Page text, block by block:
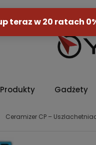
Produkty Gadżety
Ceramizer CP –